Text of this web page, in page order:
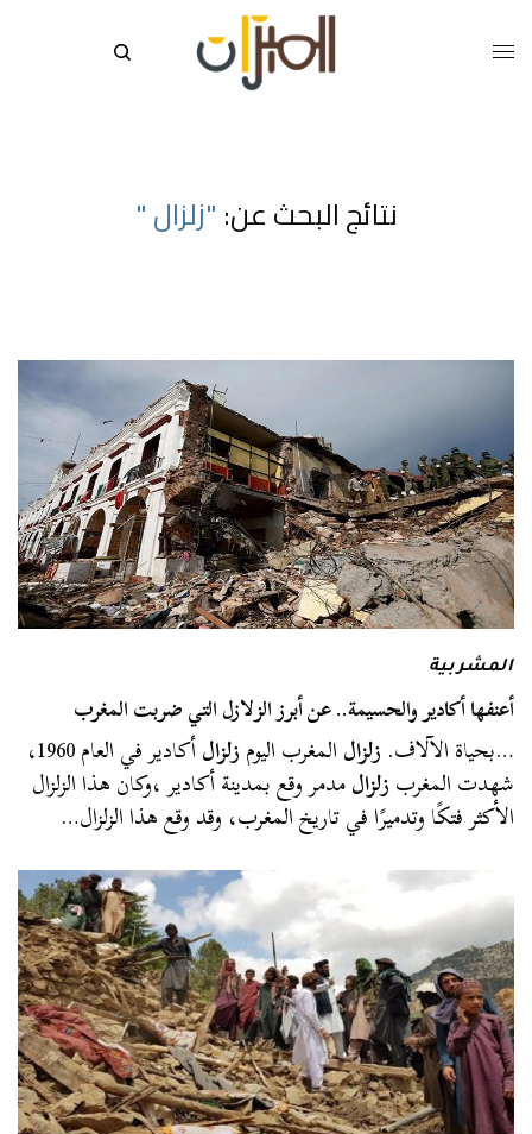
نتائج البحث عن: "زلزال "
المشربية
أعنفها أكادير والحسيمة.. عن أبرز الزلازل التي ضربت المغرب
…بحياة الآلاف. زلزالالمغرب اليومزلزال أكادير في العام 1960،
شهدت المغربزلزالمدمر وقع بمدينة أكادير ،وكان هذا الزلزال
الأكثر فتكًا وتدميرًا في تاريخ المغرب، وقد وقع هذا الزلزال…